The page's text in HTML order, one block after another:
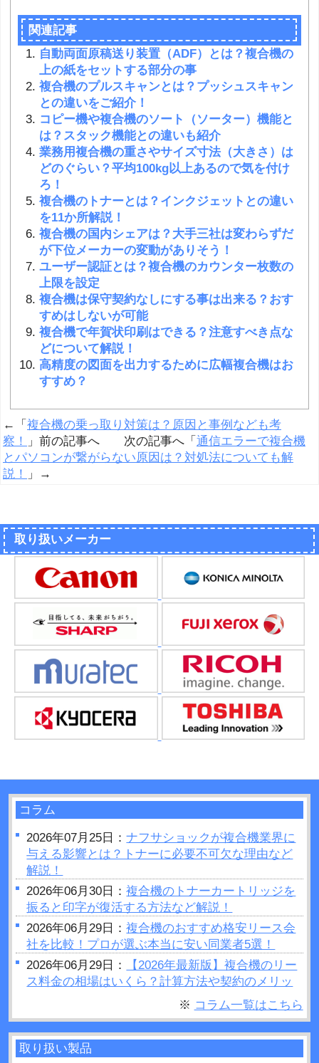
関連記事
自動両面原稿送り装置（ADF）とは？複合機の
上の紙をセットする部分の事
複合機のプルスキャンとは？プッシュスキャン
との違いをご紹介！
コピー機や複合機のソート（ソーター）機能と
は？スタック機能との違いも紹介
業務用複合機の重さやサイズ寸法（大きさ）は
どのぐらい？平均100kg以上あるので気を付け
ろ！
複合機のトナーとは？インクジェットとの違い
を11か所解説！
複合機の国内シェアは？大手三社は変わらずだ
が下位メーカーの変動がありそう！
ユーザー認証とは？複合機のカウンター枚数の
上限を設定
複合機は保守契約なしにする事は出来る？おす
すめはしないが可能
複合機で年賀状印刷はできる？注意すべき点な
どについて解説！
高精度の図面を出力するために広幅複合機はお
すすめ？
←「 複合機の乗っ取り対策は？原因と事例なども考
察！
」前の記事へ 次の記事へ「 通信エラーで複合機
とパソコンが繋がらない原因は？対処法についても解
説！
」→
取り扱いメーカー
コラム
2026年07月25日：ナフサショックが複合機業界に
与える影響とは？トナーに必要不可欠な理由など
解説！
2026年06月30日：複合機のトナーカートリッジを
振ると印字が復活する方法など解説！
2026年06月29日：複合機のおすすめ格安リース会
社を比較！プロが選ぶ本当に安い同業者5選！
2026年06月29日：
【2026年最新版】複合機のリー
ス料金の相場はいくら？計算方法や契約のメリッ
2026年06月28日：プリンターの設定が勝手に変わ
るのはなぜ？原因や対処法など解説！
2026年06月26日：複合機で製本はできるの？製本
※ コラム一覧はこちら
取り扱い製品